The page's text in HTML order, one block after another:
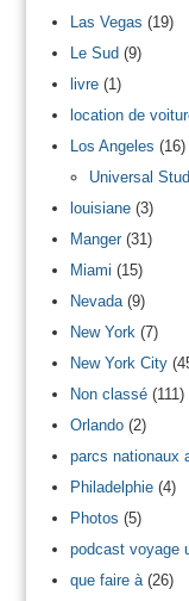
Las Vegas (19)
Le Sud (9)
livre(1)
location de
Los Angeles (16)
Universal
louisiane(3)
Manger(31)
Miami (15)
Nevada(9)
New York(7)
New York City
Non classé(111)
Orlando(2)
parcs nationaux
Philadelphie(4)
Photos (5)
podcast voyage
que faire à(26)